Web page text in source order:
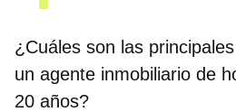
¿Cuáles son las
un agente inmobiliario de
20 años?